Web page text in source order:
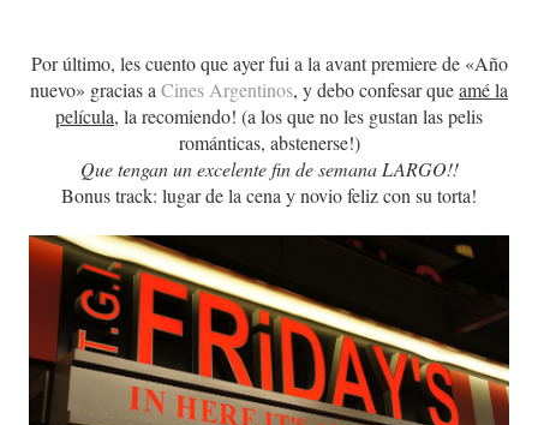
Por último, les cuento que ayer fui a la avant premiere de «Año
nuevo» gracias aCines Argentinos, y debo confesar queamé la
película, la recomiendo! (a los que no les gustan las pelis
románticas, abstenerse!)
Que tengan un excelente fin de semana LARGO!!
Bonus track: lugar de la cena y novio feliz con su torta!